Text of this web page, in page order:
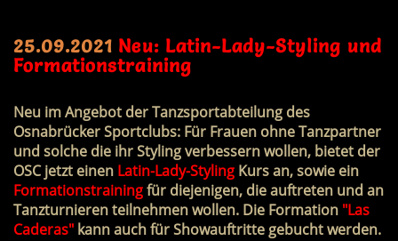
25.09.2021 Neu: Latin-Lady-Styling und
Formationstraining
Neu im Angebot der Tanzsportabteilung des
Osnabrücker Sportclubs: Für Frauen ohne Tanzpartner
und solche die ihr Styling verbessern wollen, bietet der
OSC jetzt einen Latin-Lady-Styling Kurs an, sowie ein
Formationstrainingfür diejenigen, die auftreten und an
Tanzturnieren teilnehmen wollen. Die Formation "Las
Caderas" kann auch für Showauftritte gebucht werden.